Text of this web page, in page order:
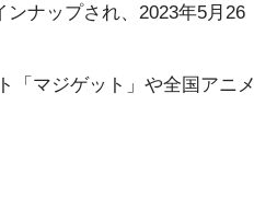
ナップされ、2023年5月26
「マジゲット」や全国アニメ